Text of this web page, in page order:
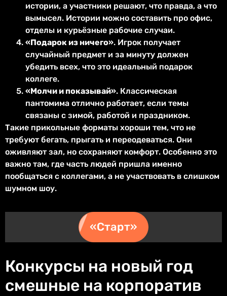
истории, а участники решают, что правда, а что
вымысел. Истории можно составить про офис,
отделы и курьёзные рабочие случаи.
«Подарок из ничего». Игрок получает
случайный предмет и за минуту должен
убедить всех, что это идеальный подарок
коллеге.
«Молчи и показывай». Классическая
пантомима отлично работает, если темы
связаны с зимой, работой и праздником.
Такие прикольные форматы хороши тем, что не
требуют бегать, прыгать и переодеваться. Они
оживляют зал, но сохраняют комфорт. Особенно это
важно там, где часть людей пришла именно
пообщаться с коллегами, а не участвовать в слишком
шумном шоу.
«Старт»
Конкурсы на новый год
смешные на корпоратив